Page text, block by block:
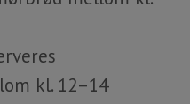
kl. 12–14